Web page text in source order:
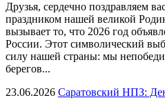
Друзья, сердечно поздравляем
праздником нашей великой
вызывает то, что 2026 год
России. Этот символический
силу нашей страны: мы
берегов...
23.06.2026 Саратовский НПЗ: